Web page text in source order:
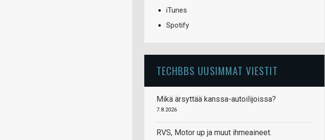
iTunes
Spotify
TECHBBS UUSIMMAT VIESTIT
Mikä ärsyttää kanssa-autoilijoissa?
7.8.2026
RVS, Motor up ja muut ihmeaineet.